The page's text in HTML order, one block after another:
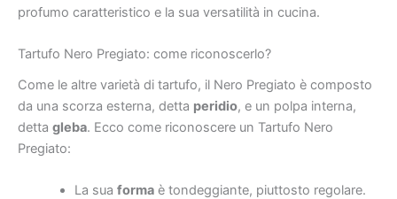
profumo caratteristico e la sua versatilità in cucina.
Tartufo Nero Pregiato: come riconoscerlo?
Come le altre varietà di tartufo, il Nero Pregiato è composto
da una scorza esterna, detta peridio, e un polpa interna,
detta gleba. Ecco come riconoscere un Tartufo Nero
Pregiato:
La sua formaè tondeggiante, piuttosto regolare.